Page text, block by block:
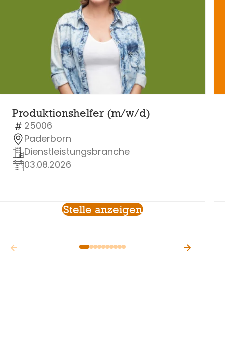
Produktionshelfer (m/w/d)
25006
Paderborn
Dienstleistungsbranche
03.08.2026
Stelle anzeigen